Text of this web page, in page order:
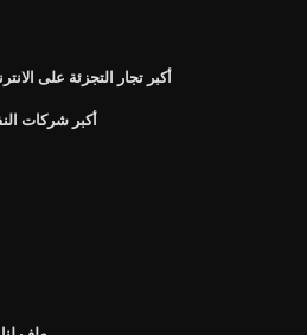
أكبر تجار التجزئة على
أكبر شركات